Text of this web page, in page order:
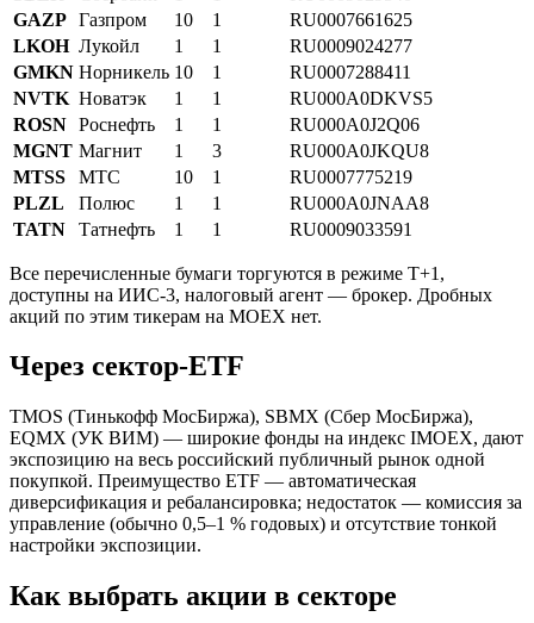
GAZP Газпром 10 1
RU0007661625
LKOH Лукойл 1 1
RU0009024277
GMKN Норникель 10 1
RU0007288411
NVTK Новатэк 1 1
RU000A0DKVS5
ROSN Роснефть 1 1
RU000A0J2Q06
MGNT Магнит 1 3
RU000A0JKQU8
MTSS
МТС 10 1
RU0007775219
PLZL
Полюс 1 1
RU000A0JNAA8
TATN
Татнефть 1 1 RU0009033591
Все перечисленные бумаги торгуются в режиме Т+1,
доступны на ИИС-3, налоговый агент — брокер. Дробных
акций по этим тикерам на MOEX нет.
Через сектор-ETF
TMOS (Тинькофф МосБиржа), SBMX (Сбер МосБиржа),
EQMX (УК ВИМ) — широкие фонды на индекс IMOEX, дают
экспозицию на весь российский публичный рынок одной
покупкой. Преимущество ETF — автоматическая
диверсификация и ребалансировка; недостаток — комиссия за
управление (обычно 0,5–1 % годовых) и отсутствие тонкой
настройки экспозиции.
Как выбрать акции в секторе